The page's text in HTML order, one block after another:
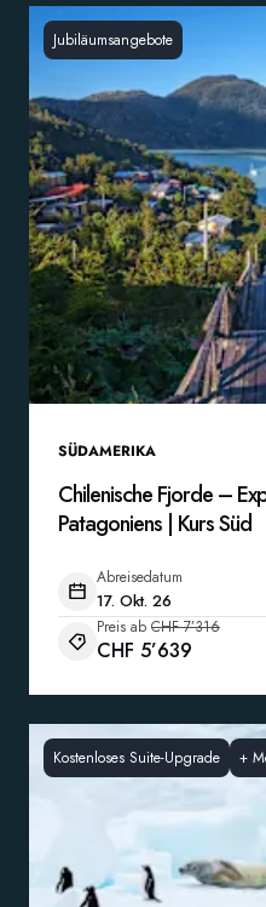
Jubiläumsangebote
SÜDAMERIKA
Chilenische Fjorde –
Patagoniens | Kurs Süd
Abreisedatum
17. Okt. 26
Preis ab CHF 7’316
CHF 5’639
Kostenloses Suite-Upgrade +